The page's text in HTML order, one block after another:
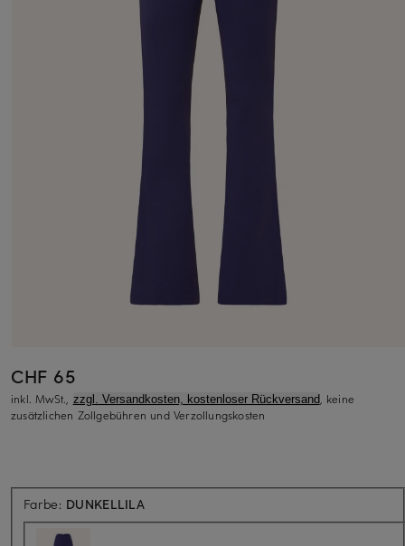
CHF 65
inkl. MwSt., zzgl. Versandkosten, kostenloser Rückversand, keine
zusätzlichen Zollgebühren und Verzollungskosten
Farbe: DUNKELLILA